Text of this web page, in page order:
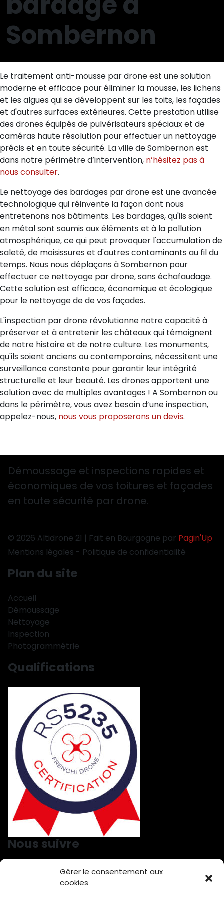
Gérer le consentement aux
cookies
Sombernon
Le traitement anti-mousse par drone est une solution
moderne et efficace pour éliminer la mousse, les lichens
et les algues qui se développent sur les toits, les façades
et d'autres surfaces extérieures. Cette prestation utilise
des drones équipés de pulvérisateurs spéciaux et de
caméras haute résolution pour effectuer un nettoyage
précis et en toute sécurité. La ville de Sombernon est
dans notre périmètre d’intervention, n’hésitez pas à
nous consulter.
Le nettoyage des bardages par drone est une avancée
technologique qui réinvente la façon dont nous
entretenons nos bâtiments. Les bardages, qu'ils soient
en métal sont soumis aux éléments et à la pollution
atmosphérique, ce qui peut provoquer l'accumulation de
saleté, de moisissures et d'autres contaminants au fil du
temps. Nous nous déplaçons à Sombernon pour
effectuer ce nettoyage par drone, sans échafaudage.
Cette solution est efficace, économique et écologique
pour le nettoyage de de vos façades.
L'inspection par drone révolutionne notre capacité à
préserver et à entretenir les châteaux qui témoignent
de notre histoire et de notre culture. Les monuments,
qu'ils soient anciens ou contemporains, nécessitent une
surveillance constante pour garantir leur intégrité
structurelle et leur beauté. Les drones apportent une
solution avec de multiples avantages ! A Sombernon ou
dans le périmètre, vous avez besoin d’une inspection,
appelez-nous, nous vous proposerons un devis.
Démoussage et inspections rapides et
économiques de vos toitures et façades
en toute sécurité par drone.
© 2026 Altidrone 21 | Fait en Bourgogne par Pagin'Up
Mentions légales - Politique de confidentialité
Plan du site
Accueil
Démoussage
Nettoyage
Inspection
Photogrammétrie
Qualifications
Nous suivre
Nous suivre sur LinkedIn
Nous suivre sur Facebook